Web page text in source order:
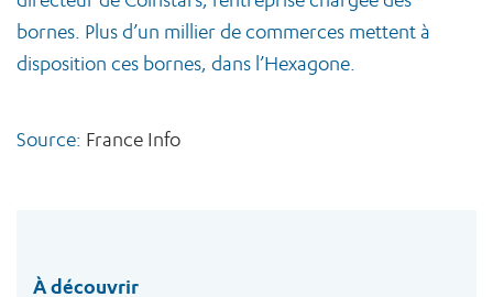
bornes. Plus d’un millier de commerces mettent à
disposition ces bornes, dans l’Hexagone.
Source: France Info
À découvrir